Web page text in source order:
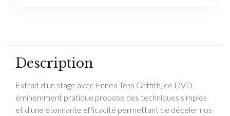
Description
Extrait d'un stage avec Ennea Tess Griffith, ce DVD,
éminemment pratique propose des techniques simples
et d'une étonnante efficacité permettant de déceler nos